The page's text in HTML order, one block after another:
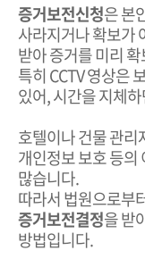
증거보전신청은 본
사라지거나 확보가
받아 증거를 미리
특히 CCTV 영상은
있어, 시간을 지체
호텔이나 건물 관
개인정보 보호 등의
많습니다.
따라서 법원으로부
증거보전결정을 받
방법입니다.